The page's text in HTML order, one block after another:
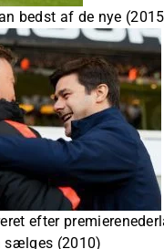
bedst af de nye
efter
sælges (2010)